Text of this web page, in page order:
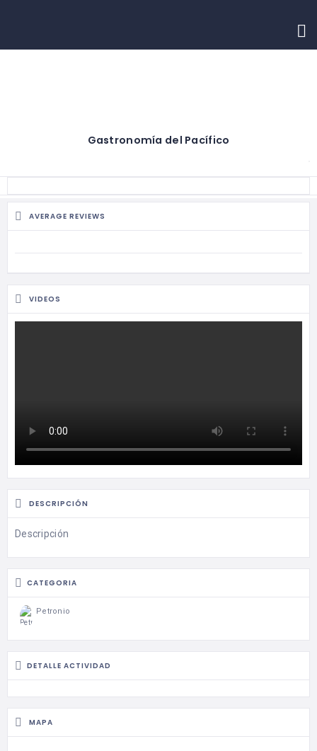
CONTACTO
Gastronomía del Pacífico
AVERAGE REVIEWS
VIDEOS
DESCRIPCIÓN
Descripción
CATEGORIA
Petronio
DETALLE ACTIVIDAD
MAPA